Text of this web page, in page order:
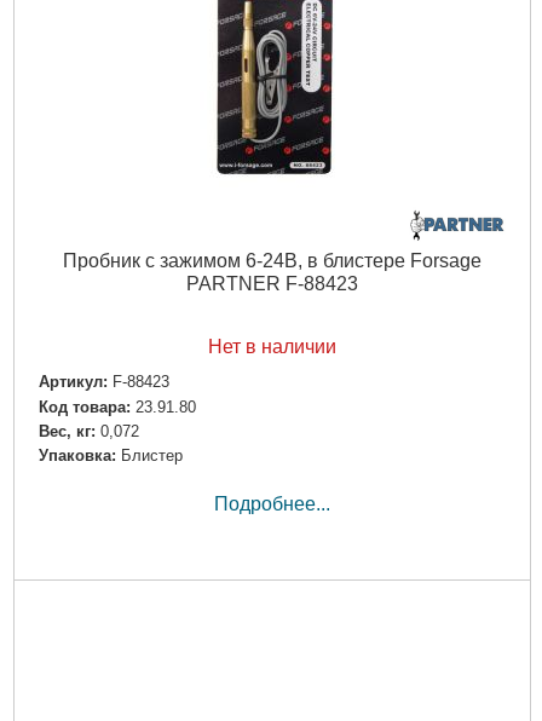
Пробник с зажимом 6-24В, в блистере Forsage
PARTNER F-88423
Нет в наличии
Артикул: F-88423
Код товара: 23.91.80
Вес, кг: 0,072
Упаковка: Блистер
Подробнее...